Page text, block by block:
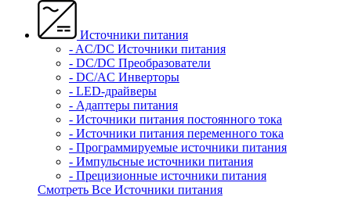
Источники питания
- AC/DC Источники питания
- DC/DC Преобразователи
- DC/AC Инверторы
- LED-драйверы
- Адаптеры питания
- Источники питания постоянного тока
- Источники питания переменного тока
- Программируемые источники питания
- Импульсные источники питания
- Прецизионные источники питания
Смотреть Все Источники питания